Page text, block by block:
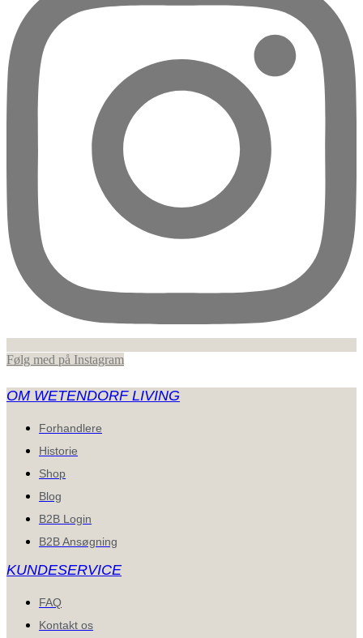
Følg med på Instagram
OM WETENDORF LIVING
Forhandlere
Historie
Shop
Blog
B2B Login
B2B Ansøgning
KUNDESERVICE
FAQ
Kontakt os